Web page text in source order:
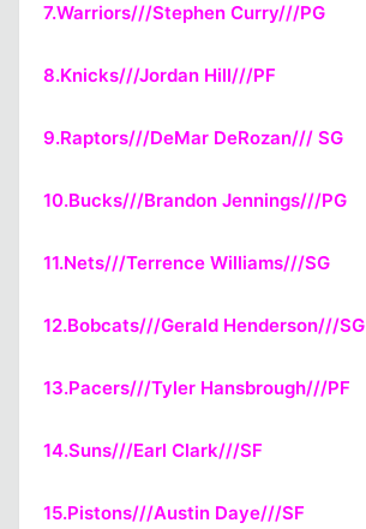
7.Warriors///Stephen Curry///PG
8.Knicks///Jordan Hill///PF
9.Raptors///DeMar DeRozan/// SG
10.Bucks///Brandon Jennings///PG
11.Nets///Terrence Williams///SG
12.Bobcats///Gerald Henderson///SG
13.Pacers///Tyler Hansbrough///PF
14.Suns///Earl Clark///SF
15.Pistons///Austin Daye///SF